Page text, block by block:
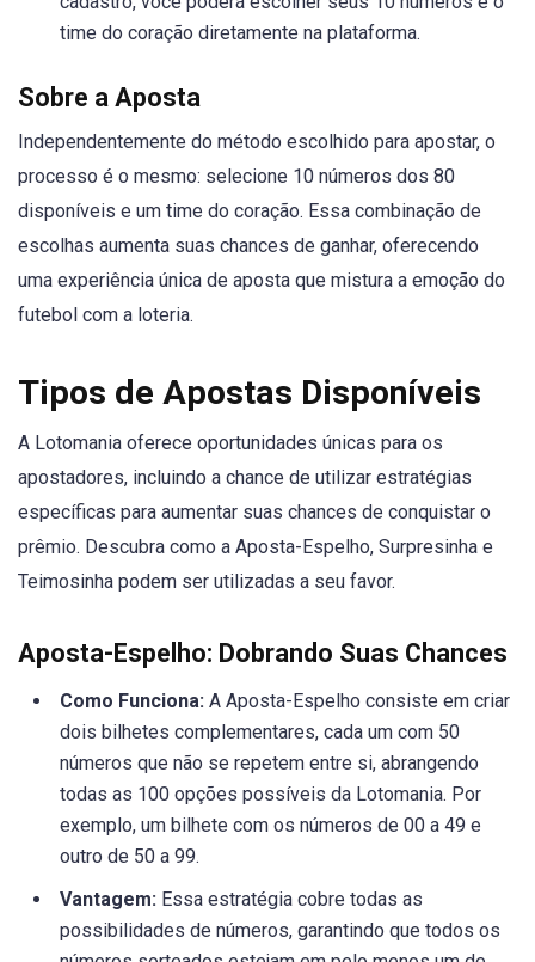
time do coração diretamente na plataforma.
Sobre a Aposta
Independentemente do método escolhido para apostar, o
processo é o mesmo: selecione 10 números dos 80
disponíveis e um time do coração. Essa combinação de
escolhas aumenta suas chances de ganhar, oferecendo
uma experiência única de aposta que mistura a emoção do
futebol com a loteria.
Tipos de Apostas Disponíveis
A Lotomania oferece oportunidades únicas para os
apostadores, incluindo a chance de utilizar estratégias
específicas para aumentar suas chances de conquistar o
prêmio. Descubra como a Aposta-Espelho, Surpresinha e
Teimosinha podem ser utilizadas a seu favor.
Aposta-Espelho: Dobrando Suas Chances
Como Funciona: A Aposta-Espelho consiste em criar
dois bilhetes complementares, cada um com 50
números que não se repetem entre si, abrangendo
todas as 100 opções possíveis da Lotomania. Por
exemplo, um bilhete com os números de 00 a 49 e
outro de 50 a 99.
Vantagem: Essa estratégia cobre todas as
possibilidades de números, garantindo que todos os